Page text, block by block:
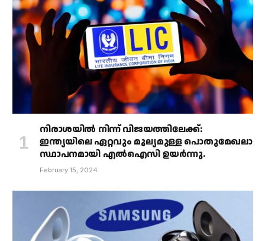
നിരാശയിൽ നിന്ന് വിജയത്തിലേക്ക്:
ഇന്ത്യയിലെ ഏറ്റവും മൂല്യമുള്ള പൊതുമേഖലാ
സ്ഥാപനമായി എൽഐസി ഉയർന്നു.
February 15, 2024